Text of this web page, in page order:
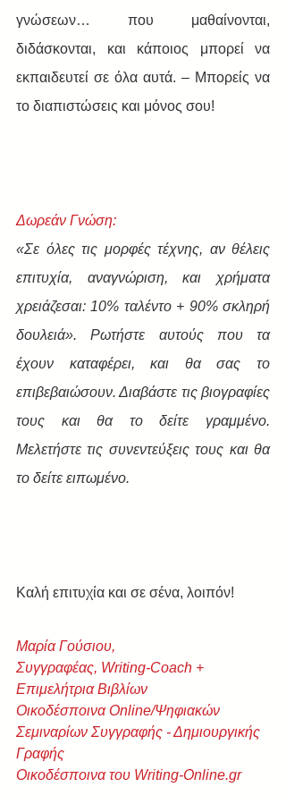
γνώσεων… που μαθαίνονται,
διδάσκονται, και κάποιος μπορεί να
εκπαιδευτεί σε όλα αυτά. – Μπορείς να
το διαπιστώσεις και μόνος σου!
Δωρεάν Γνώση:
«Σε όλες τις μορφές τέχνης, αν θέλεις
επιτυχία, αναγνώριση, και χρήματα
χρειάζεσαι: 10% ταλέντο + 90% σκληρή
δουλειά». Ρωτήστε αυτούς που τα
έχουν καταφέρει, και θα σας το
επιβεβαιώσουν. Διαβάστε τις βιογραφίες
τους και θα το δείτε γραμμένο.
Μελετήστε τις συνεντεύξεις τους και θα
το δείτε ειπωμένο.
Καλή επιτυχία και σε σένα, λοιπόν!
Μαρία Γούσιου,
Συγγραφέας, Writing-Coach +
Eπιμελήτρια Βιβλίων
Οικοδέσποινα Online/Ψηφιακών
Σεμιναρίων Συγγραφής - Δημιουργικής
Γραφής
Οικοδέσποινα του Writing-Online.gr